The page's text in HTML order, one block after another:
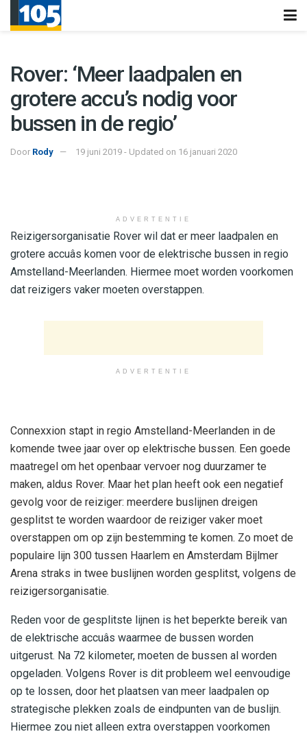
Rover: ‘Meer laadpalen en
grotere accu’s nodig voor
bussen in de regio’
Door Rody 19 juni 2019 - Updated on 16 januari 2020
ADVERTENTIE
Reizigersorganisatie Rover wil dat er meer laadpalen en
grotere accuâs komen voor de elektrische bussen in regio
Amstelland-Meerlanden. Hiermee moet worden voorkomen
dat reizigers vaker moeten overstappen.
ADVERTENTIE
Connexxion stapt in regio Amstelland-Meerlanden in de
komende twee jaar over op elektrische bussen. Een goede
maatregel om het openbaar vervoer nog duurzamer te
maken, aldus Rover. Maar het plan heeft ook een negatief
gevolg voor de reiziger: meerdere buslijnen dreigen
gesplitst te worden waardoor de reiziger vaker moet
overstappen om op zijn bestemming te komen. Zo moet de
populaire lijn 300 tussen Haarlem en Amsterdam Bijlmer
Arena straks in twee buslijnen worden gesplitst, volgens de
reizigersorganisatie.
Reden voor de gesplitste lijnen is het beperkte bereik van
de elektrische accuâs waarmee de bussen worden
uitgerust. Na 72 kilometer, moeten de bussen al worden
opgeladen. Volgens Rover is dit probleem wel eenvoudige
op te lossen, door het plaatsen van meer laadpalen op
strategische plekken zoals de eindpunten van de buslijn.
Hiermee zou niet alleen extra overstappen voorkomen